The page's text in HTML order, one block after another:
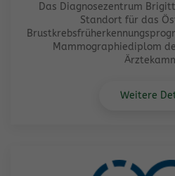
Das Diagnosezentrum
Standort für das
Mammographiediplom
Weitere